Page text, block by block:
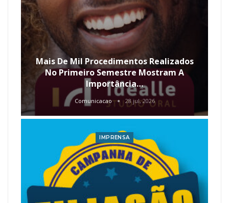
Mais De Mil Procedimentos Realizados
No Primeiro Semestre Mostram A
Importância…
Comunicacao 28 jul, 2026
IMPRENSA